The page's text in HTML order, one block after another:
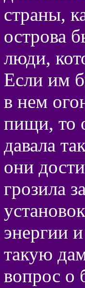
страны,
острова
люди,
Если им
в нем
пищи, то
давала
они
грозила
энергии
такую
вопрос о